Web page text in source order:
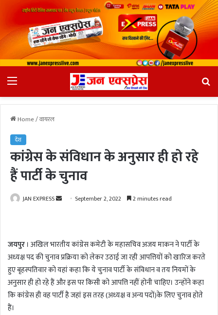
Home/वायरल
देश
कांग्रेस के संविधान के अनुसार ही हो रहे
हैं पार्टी के चुनाव
JAN EXPRESS
a
n
e
m
a
September 2, 2022 2 minutes read
जयपुर । अखिल भारतीय कांग्रेस कमेटी के महासचिव अजय माकन ने पार्टी के
अध्‍यक्ष पद की चुनाव प्रक्रिया को लेकर उठाई जा रही आपत्तियों को खारिज करते
हुए बृहस्पतिवार को यहां कहा कि ये चुनाव पार्टी के संविधान व तय नियमों के
अनुसार ही हो रहे हैं और इस पर किसी को आपत्ति नहीं होनी चाहिए। उन्‍होंने कहा
कि कांग्रेस ही वह पार्टी है जहां इस तरह (अध्‍यक्ष व अन्य पदों)के लिए चुनाव होते
हैं।